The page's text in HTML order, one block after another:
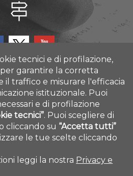
Studies and Technology
11, 66100, Chieti, ITALY
settings
tecnici e di profilazione,
garantire la corretta
il traffico e misurare l'efficacia
istituzionale. Puoi
e di profilazione
tecnici”. Puoi scegliere di
cliccando su “Accetta tutti”
le tue scelte cliccando
leggi la nostra Privacy e